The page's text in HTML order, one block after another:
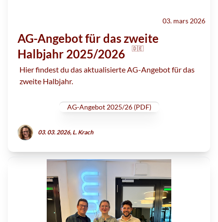
03. mars 2026
AG-Angebot für das zweite
Halbjahr 2025/2026
🇩🇪
Hier findest du das aktualisierte AG-Angebot für das
zweite Halbjahr.
AG-Angebot 2025/26 (PDF)
03. 03. 2026, L. Krach